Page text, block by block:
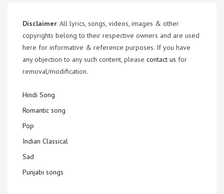
Disclaimer: All lyrics, songs, videos, images & other
copyrights belong to their respective owners and are used
here for informative & reference purposes. If you have
any objection to any such content, please contact us for
removal/modification.
Hindi Song
Romantic song
Pop
Indian Classical
Sad
Punjabi songs